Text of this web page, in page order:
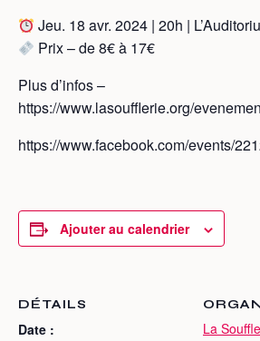
Jeu. 18 avr. 2024 | 20h |
Prix – de 8€ à 17€
Plus d’infos –
https://www.lasoufflerie.org/
https://www.facebook.com/events/
Ajouter au calendrier
DÉTAILS
Date :
La